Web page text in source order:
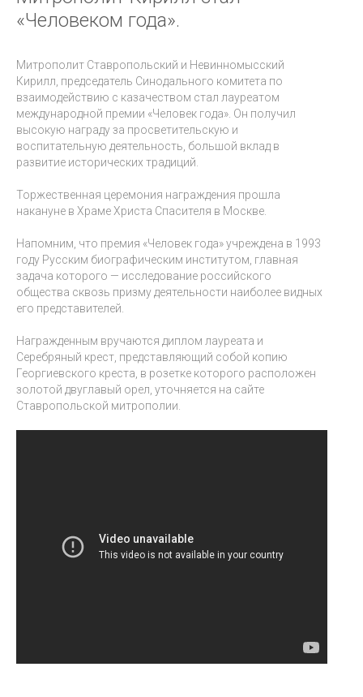
«Человеком года».
Митрополит Ставропольский и Невинномысский
Кирилл, председатель Синодального комитета по
взаимодействию с казачеством стал лауреатом
международной премии «Человек года». Он получил
высокую награду за просветительскую и
воспитательную деятельность, большой вклад в
развитие исторических традиций.
Торжественная церемония награждения прошла
накануне в Храме Христа Спасителя в Москве.
Напомним, что премия «Человек года» учреждена в 1993
году Русским биографическим институтом, главная
задача которого — исследование российского
общества сквозь призму деятельности наиболее видных
его представителей.
Награжденным вручаются диплом лауреата и
Серебряный крест, представляющий собой копию
Георгиевского креста, в розетке которого расположен
золотой двуглавый орел, уточняется на сайте
Ставропольской митрополии.